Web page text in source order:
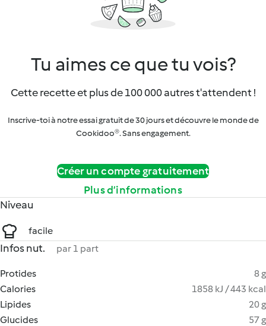
Tu aimes ce que tu vois?
Cette recette et plus de 100 000 autres t'attendent !
Inscrive-toi à notre essai gratuit de 30 jours et découvre le monde de
Cookidoo®. Sans engagement.
Créer un compte gratuitement
Plus d’informations
Niveau
facile
Infos nut. par 1 part
Protides
8 g
Calories
1858 kJ / 443 kcal
Lipides
20 g
Glucides
57 g